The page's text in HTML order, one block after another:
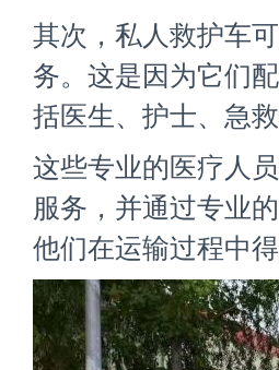
其次，私人救护车
务。这是因为它们
括医生、护士、急救
这些专业的医疗人
服务，并通过专业
他们在运输过程中